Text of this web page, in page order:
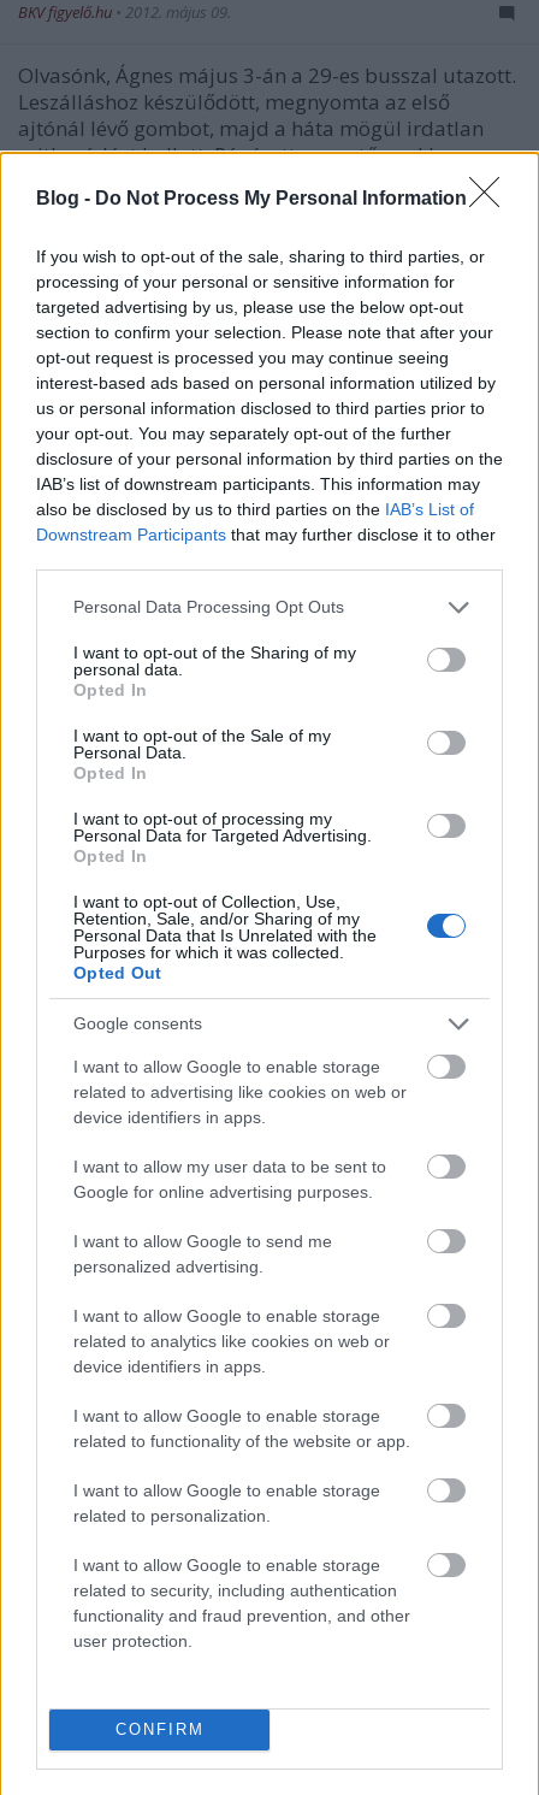
Blog - Do Not Process My Personal Information
If you wish to opt-out of the sale, sharing to third parties, or
processing of your personal or sensitive information for
targeted advertising by us, please use the below opt-out
section to confirm your selection. Please note that after your
opt-out request is processed you may continue seeing
interest-based ads based on personal information utilized by
us or personal information disclosed to third parties prior to
your opt-out. You may separately opt-out of the further
disclosure of your personal information by third parties on the
IAB’s list of downstream participants. This information may
also be disclosed by us to third parties on the IAB’s List of
Downstream Participants that may further disclose it to other
Please note that this website/app uses one or more Google
not limited to your visit or usage behaviour. You may click to
grant or deny consent to Google and its third-party tags to
use your data for below specified purposes in below Google
consent section.
Personal Data Processing Opt Outs
I want to opt-out of the Sharing of my
personal data.
Opted In
I want to opt-out of the Sale of my
Personal Data.
Opted In
I want to opt-out of processing my
Personal Data for Targeted Advertising.
Opted In
I want to opt-out of Collection, Use,
Retention, Sale, and/or Sharing of my
Personal Data that Is Unrelated with the
Purposes for which it was collected.
Opted Out
Google consents
I want to allow Google to enable storage
related to advertising like cookies on web or
device identifiers in apps.
I want to allow my user data to be sent to
Google for online advertising purposes.
I want to allow Google to send me
personalized advertising.
I want to allow Google to enable storage
related to analytics like cookies on web or
device identifiers in apps.
I want to allow Google to enable storage
related to functionality of the website or app.
I want to allow Google to enable storage
related to personalization.
I want to allow Google to enable storage
related to security, including authentication
functionality and fraud prevention, and other
user protection.
CONFIRM
BKV figyelő.hu • 2012. május 09.
Olvasónk, Ágnes május 3-án a 29-es busszal utazott.
Leszálláshoz készülődött, megnyomta az első
ajtónál lévő gombot, majd a háta mögül irdatlan
szitkozódást hallott. Ránézett a vezetőre, ekkor
tudatosult benne, hogy a BKV-s az ő anyját szidja, és
vele baszdmegel. Részletek…
Mindig a becsületességre törekvő
utasokat büntetik meg a BKV-
ellenőrök
BKV figyelő.hu•2012. március 30.
Az utóbbi évek tapasztalatai szerint mindig azokat
büntetik meg a BKV jegyellenőrei, akik bár
becsülettel vesznek jegyet vagy bérletet, valahol
mégis hibáznak. Elveszítették a diák- vagy a
5 perccel előbb ment el a 166-os busz
BKV figyelő.hu• 2012. március 30.
A címet elolvasva biztos sokan azt gondoljátok, hogy
ismét egy komolytalan témával foglalkozunk, holott
de nem egy olyan járat esetében, amelyik a reggeli
órákban is 30 percenként közlekedik, és amelyik
Melegszendvics miatt büntetett a
kalauz
BKV figyelő.hu•2012. március 10.
Olvasónk, Vivien egy tavaly novemberi sztorit oszt
meg veletek. Mint azt levelében írja, a HÉV-en a
melegszendvics volt a kezében. Kicsit abszurdnak
érezte a helyzetet, ezért megkereste a BKV
Jogtalanul büntetik meg az utasokat
a 240E autóbuszon
BKV figyelő.hu• 2012. március 03.
Az elmúlt években már többször sikerült
bebizonyítanunk itt a BKV-figyelőn, hogy nem kell
bliccelőnek lennünk ahhoz, hogy a BKV ellenőrei
megbüntessenek. Ezt már az az anyuka is tudja,
akinek a fiát a 240E jelzésű autóbuszon büntették
meg, teljesen jogtalanul: Mint az a fenti…
Belökte a liftbe, majd ágyékon rúgta
az utast a biztonsági őr
Közel 30 ezer olvasói levelet kaptam az elmúlt 5